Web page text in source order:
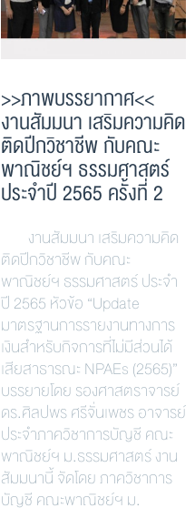
>>ภาพบรรยากาศ<<
งานสัมมนา เสริมความคิด
ติดปีกวิชาชีพ กับคณะ
พาณิชย์ฯ ธรรมศาสตร์
ประจำปี 2565 ครั้งที่ 2
งานสัมมนา เสริมความคิด
ติดปีกวิชาชีพ กับคณะ
พาณิชย์ฯ ธรรมศาสตร์ ประจำ
ปี 2565 หัวข้อ “Update
มาตรฐานการรายงานทางการ
เงินสำหรับกิจการที่ไม่มีส่วนได้
เสียสาธารณะ NPAEs (2565)”
บรรยายโดย รองศาสตราจารย์
ดร.ศิลปพร ศรีจั่นเพชร อาจารย์
ประจำภาควิชาการบัญชี คณะ
พาณิชย์ฯ ม.ธรรมศาสตร์ งาน
สัมมนานี้ จัดโดย ภาควิชาการ
บัญชี คณะพาณิชย์ฯ ม.